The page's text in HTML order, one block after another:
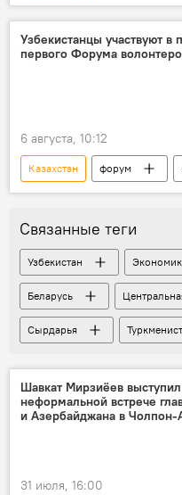
правительство
Кыргызстан
Армения
Узбекистанцы участвуют в
первого Форума
6 августа, 10:12
Казахстан форум
СНГ
подготовка
Связанные теги
Узбекистан
Беларусь
Сырдарья
Шавкат Мирзиёев
неформальной встрече
и Азербайджана в Чолпон-
31 июля, 16:00